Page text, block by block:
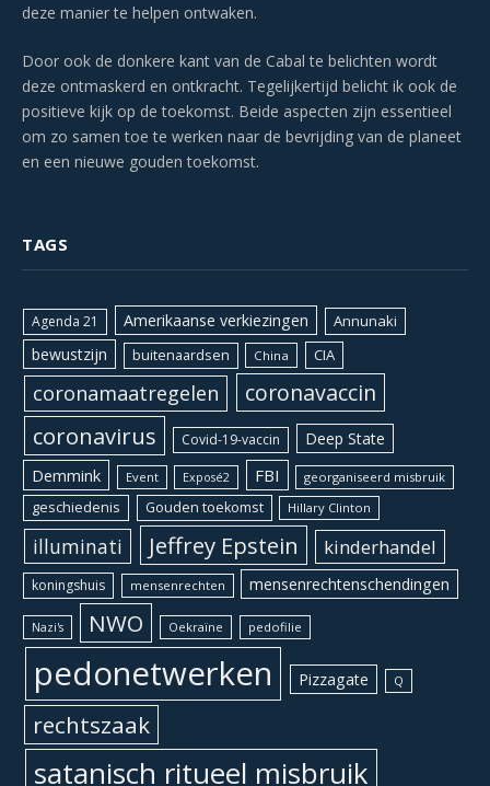
deze manier te helpen ontwaken.
Door ook de donkere kant van de Cabal te belichten wordt
deze ontmaskerd en ontkracht. Tegelijkertijd belicht ik ook de
positieve kijk op de toekomst. Beide aspecten zijn essentieel
om zo samen toe te werken naar de bevrijding van de planeet
en een nieuwe gouden toekomst.
TAGS
Agenda 21 Amerikaanse verkiezingen Annunaki
bewustzijn buitenaardsen China CIA
coronamaatregelen coronavaccin
coronavirus Covid-19-vaccin Deep State
Demmink Event Exposé2 FBI georganiseerd misbruik
geschiedenis Gouden toekomst Hillary Clinton
illuminati Jeffrey Epstein kinderhandel
koningshuis mensenrechten mensenrechtenschendingen
Nazi's NWO Oekraïne pedofilie
pedonetwerken Pizzagate Q
rechtszaak
satanisch ritueel misbruik